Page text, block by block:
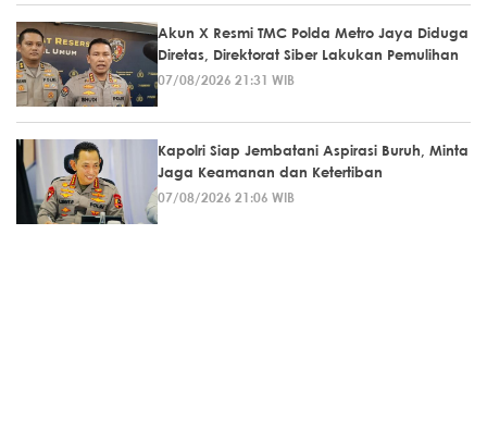
Akun X Resmi TMC Polda Metro Jaya Diduga
Diretas, Direktorat Siber Lakukan Pemulihan
07/08/2026 21:31 WIB
Kapolri Siap Jembatani Aspirasi Buruh, Minta
Jaga Keamanan dan Ketertiban
07/08/2026 21:06 WIB